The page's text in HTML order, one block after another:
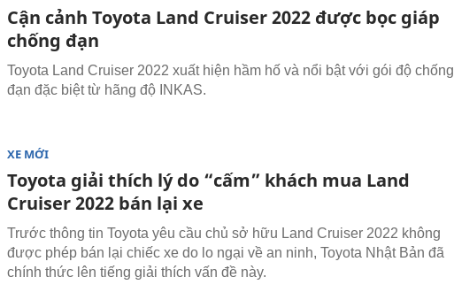
Cận cảnh Toyota Land Cruiser 2022 được bọc giáp
chống đạn
Toyota Land Cruiser 2022 xuất hiện hầm hố và nổi bật với gói độ chống
đạn đặc biệt từ hãng độ INKAS.
XE MỚI
Toyota giải thích lý do “cấm” khách mua Land
Cruiser 2022 bán lại xe
Trước thông tin Toyota yêu cầu chủ sở hữu Land Cruiser 2022 không
được phép bán lại chiếc xe do lo ngại về an ninh, Toyota Nhật Bản đã
chính thức lên tiếng giải thích vấn đề này.